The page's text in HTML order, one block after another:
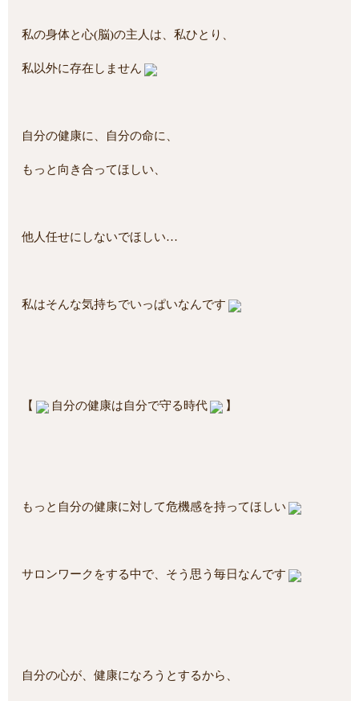
私の身体と心(脳)の主人は、私ひとり、
私以外に存在しません
自分の健康に、自分の命に、
もっと向き合ってほしい、
他人任せにしないでほしい…
私はそんな気持ちでいっぱいなんです
【 自分の健康は自分で守る時代 】
もっと自分の健康に対して危機感を持ってほしい
サロンワークをする中で、そう思う毎日なんです
自分の心が、健康になろうとするから、